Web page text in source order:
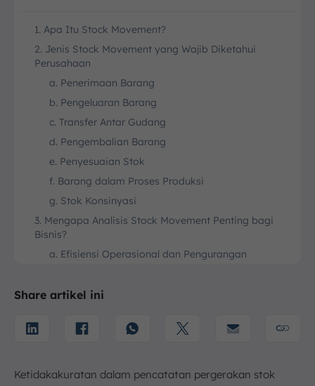
1. Apa Itu Stock Movement?
2. Jenis Stock Movement yang Wajib Diketahui
Perusahaan
a. Penerimaan Barang
b. Pengeluaran Barang
c. Transfer Antar Gudang
d. Pengembalian Barang
e. Penyesuaian Stok
f. Barang dalam Proses Produksi
g. Stok Konsinyasi
3. Mengapa Analisis Stock Movement Penting bagi
Bisnis?
a. Efisiensi Operasional dan Pengurangan
b. Akurasi Inventaris yang Optimal
Tertentu
e. Meningkatkan Kepuasan Pelanggan
Share artikel ini
Ketidakakuratan dalam pencatatan pergerakan stok